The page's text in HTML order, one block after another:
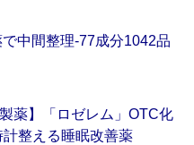
中間整理‐77成分1042品
製薬】「ロゼレム」OTC化
計整える睡眠改善薬